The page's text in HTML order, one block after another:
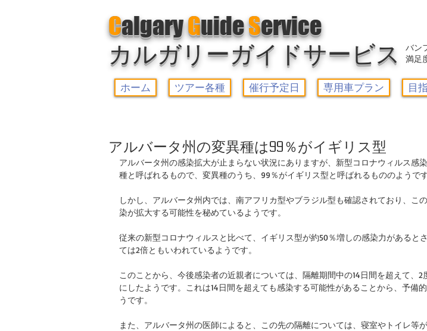
CalgaryGuideService
カルガリーガイドサービス
バン
満足
ホーム ツアー各種 催行予定日 専用車プラン 目
アルバータ州の変異種は99％がイギリス型
アルバータ州の感染拡大が止まらない状況にありますが、新型コロナウィルス感
種と呼ばれるもので、変異種のうち、99％がイギリス型と呼ばれるもののようです
しかし、アルバータ州内では、南アフリカ型やブラジル型も確認されており、こ
染が拡大する可能性を秘めているようです。
従来の新型コロナウィルスと比べて、イギリス型が約50％増しの感染力があると
ては2倍ともいわれているようです。
このことから、今後感染者の近親者については、隔離期間中の14日間を超えて、2
にしたようです。これは14日間を超えても感染する可能性があることから、予備
うです。
また、アルバータ州の医師によると、この先の隔離については、寝室やトイレ等